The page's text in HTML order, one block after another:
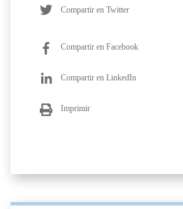
Compartir en Twitter
Compartir en Facebook
Compartir en LinkedIn
Imprimir